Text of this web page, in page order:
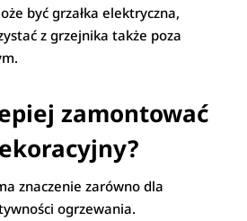
być grzałka elektryczna,
z grzejnika także poza
zamontować
znaczenie zarówno dla
ogrzewania.